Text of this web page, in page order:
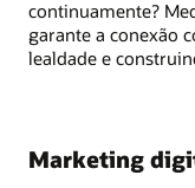
continuamente?
garante a conexão
lealdade e
Marketing